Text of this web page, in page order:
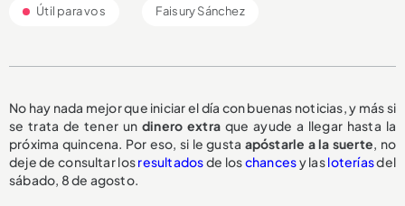
Útil para vos Faisury Sánchez
No hay nada mejor que iniciar el día con buenas noticias, y más si
se trata de tener undinero extra que ayude a llegar hasta la
próxima quincena. Por eso, si le gusta apóstarle a la suerte, no
deje de consultar losresultadosde loschancesy lasloteríasdel
sábado, 8 de agosto.